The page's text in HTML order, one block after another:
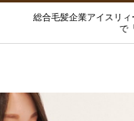
総合毛髪企業アイスリ
で